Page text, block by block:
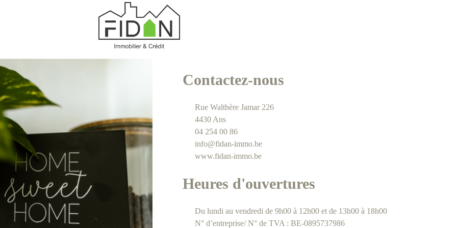
Contactez-nous
Rue Walthère Jamar 226
4430 Ans
04 254 00 86
info@fidan-immo.be
www.fidan-immo.be
Heures d'ouvertures
Du lundi au vendredi de 9h00 à 12h00 et de 13h00 à 18h00
N° d’entreprise/ N° de TVA : BE-0895737986